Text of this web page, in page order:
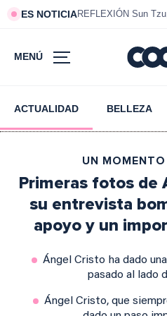
ES NOTICIAREFLEXIÓN Sun
MENÚ
ACTUALIDAD BELLEZA
UN
Primeras fotos de
su entrevista
apoyo y un
Ángel Cristo ha dado
pasado al lado
Ángel Cristo, que